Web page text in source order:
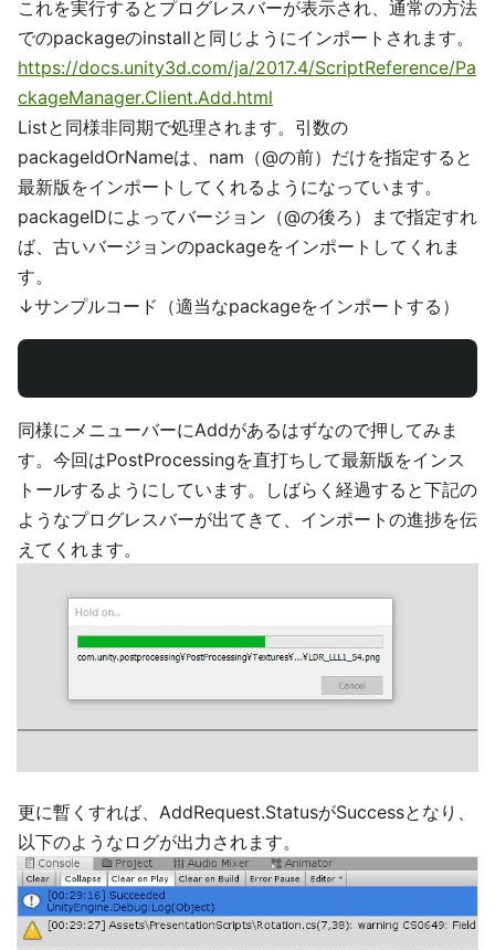
これを実行するとプログレスバーが表示され、通常の方法
でのpackageのinstallと同じようにインポートされます。
https://docs.unity3d.com/ja/2017.4/ScriptReference/Pa
ckageManager.Client.Add.html
Listと同様非同期で処理されます。引数の
packageIdOrNameは、nam（@の前）だけを指定すると
最新版をインポートしてくれるようになっています。
packageIDによってバージョン（@の後ろ）まで指定すれ
ば、古いバージョンのpackageをインポートしてくれま
す。
↓サンプルコード（適当なpackageをインポートする）
同様にメニューバーにAddがあるはずなので押してみま
す。今回はPostProcessingを直打ちして最新版をインス
トールするようにしています。しばらく経過すると下記の
ようなプログレスバーが出てきて、インポートの進捗を伝
えてくれます。
更に暫くすれば、AddRequest.StatusがSuccessとなり、
以下のようなログが出力されます。